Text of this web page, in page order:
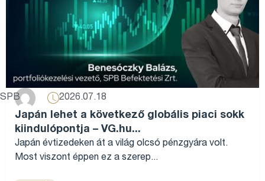
SPB 2026.07.18
Japán lehet a következő globális piaci sokk
kiindulópontja – VG.hu...
Japán évtizedeken át a világ olcsó pénzgyára volt.
Most viszont éppen ez a szerep...